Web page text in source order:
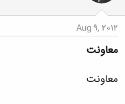
Aug 9, 2012
معاونت
معاونت